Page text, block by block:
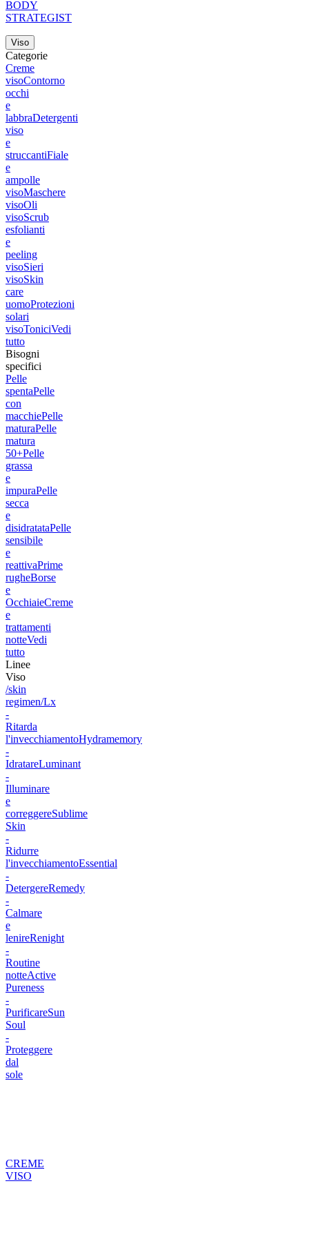
BODY
STRATEGIST
Viso
Categorie
Creme
visoContorno
occhi
e
labbraDetergenti
viso
e
struccantiFiale
e
ampolle
visoMaschere
visoOli
visoScrub
esfolianti
e
peeling
visoSieri
visoSkin
care
uomoProtezioni
solari
visoToniciVedi
tutto
Bisogni
specifici
Pelle
spentaPelle
con
macchiePelle
maturaPelle
matura
50+Pelle
grassa
e
impuraPelle
secca
e
disidratataPelle
sensibile
e
reattivaPrime
rugheBorse
e
OcchiaieCreme
e
trattamenti
notteVedi
tutto
Linee
Viso
/skin
regimen/Lx
-
Ritarda
l'invecchiamentoHydramemory
-
IdratareLuminant
-
Illuminare
e
correggereSublime
Skin
-
Ridurre
l'invecchiamentoEssential
-
DetergereRemedy
-
Calmare
e
lenireRenight
-
Routine
notteActive
Pureness
-
PurificareSun
Soul
-
Proteggere
dal
sole
CREME
VISO